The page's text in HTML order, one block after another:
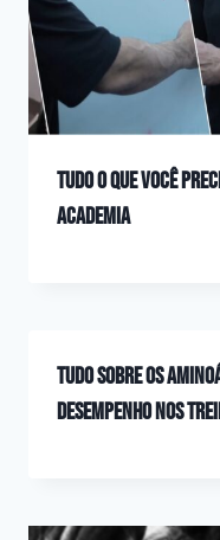
Tudo o que você
academia
Tudo sobre os
desempenho nos